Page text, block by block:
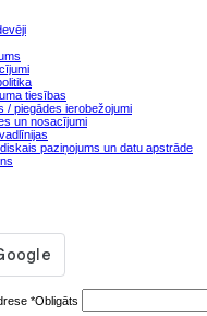
tiesības
/ piegādes ierobežojumi
un nosacījumi
paziņojums un datu apstrāde
*Obligāts